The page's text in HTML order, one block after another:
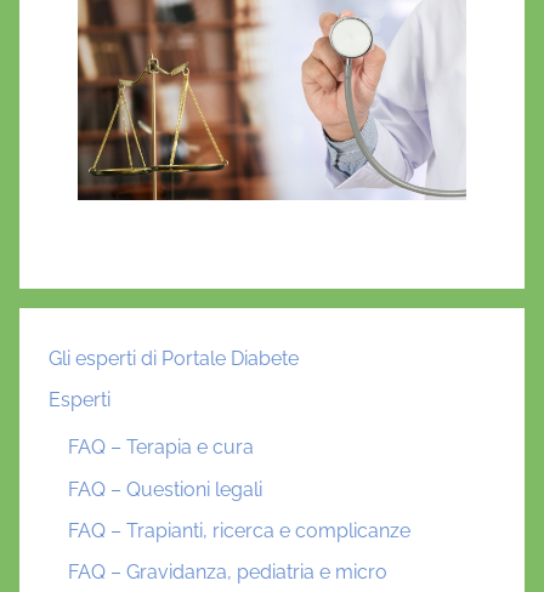
Gli esperti di Portale Diabete
Esperti
FAQ – Terapia e cura
FAQ – Questioni legali
FAQ – Trapianti, ricerca e complicanze
FAQ – Gravidanza, pediatria e micro